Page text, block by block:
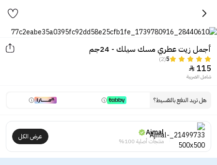
أجمل زيت عطري مسك سيلك - 24جم
5
(2)
115

شامل الضريبة
هل تريد الدفع بالتقسيط؟
Ajmal
منتجات أصلية 100%
عرض الكل